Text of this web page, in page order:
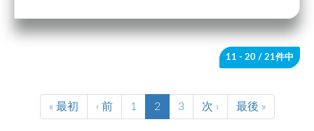
11 - 20 / 21件中
« 最初 ‹ 前 1 2 3 次 › 最後 »